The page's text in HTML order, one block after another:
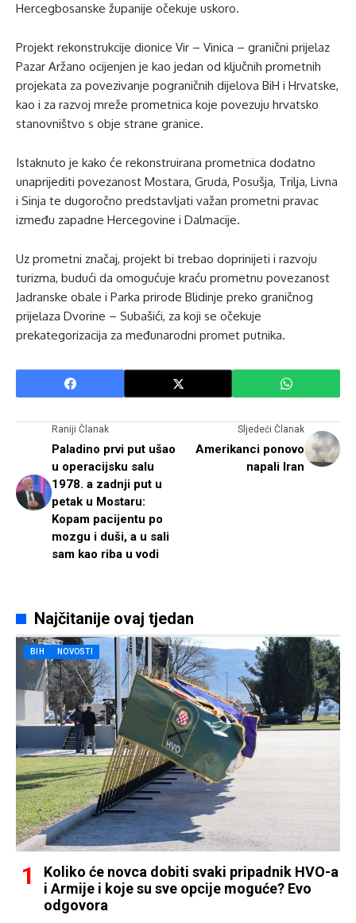
Hercegbosanske županije očekuje uskoro.
Projekt rekonstrukcije dionice Vir – Vinica – granični prijelaz
Pazar Aržano ocijenjen je kao jedan od ključnih prometnih
projekata za povezivanje pograničnih dijelova BiH i Hrvatske,
kao i za razvoj mreže prometnica koje povezuju hrvatsko
stanovništvo s obje strane granice.
Istaknuto je kako će rekonstruirana prometnica dodatno
unaprijediti povezanost Mostara, Gruda, Posušja, Trilja, Livna
i Sinja te dugoročno predstavljati važan prometni pravac
između zapadne Hercegovine i Dalmacije.
Uz prometni značaj, projekt bi trebao doprinijeti i razvoju
turizma, budući da omogućuje kraću prometnu povezanost
Jadranske obale i Parka prirode Blidinje preko graničnog
prijelaza Dvorine – Subašići, za koji se očekuje
prekategorizacija za međunarodni promet putnika.
Raniji Članak
Paladino prvi put ušao
u operacijsku salu
1978. a zadnji put u
petak u Mostaru:
Kopam pacijentu po
mozgu i duši, a u sali
sam kao riba u vodi
Sljedeći Članak
Amerikanci ponovo
napali Iran
Najčitanije ovaj tjedan
BIH NOVOSTI
Koliko će novca dobiti svaki pripadnik HVO-a
i Armije i koje su sve opcije moguće? Evo
odgovora